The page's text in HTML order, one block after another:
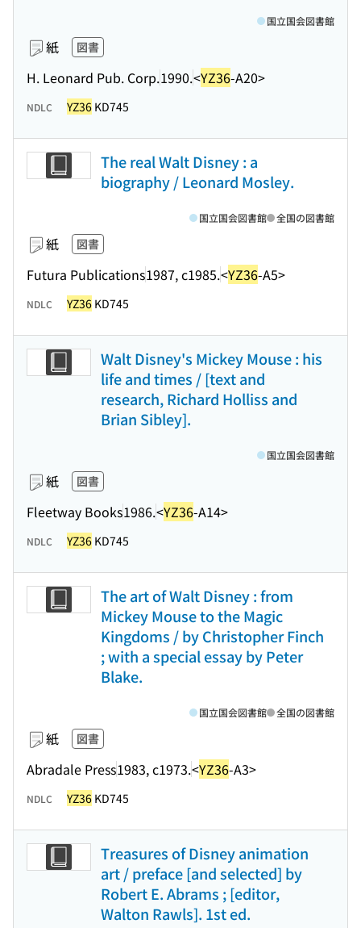
紙 図書
H. Leonard Pub. Corp.1990.<YZ36-A20>
国立国会図書館
NDLC YZ36 KD745
The real Walt Disney : a
biography / Leonard Mosley.
紙 図書
Futura Publications1987, c1985.<YZ36-A5>
国立国会図書館 全国の図書館
NDLC YZ36 KD745
Walt Disney's Mickey Mouse : his
life and times / [text and
research, Richard Holliss and
Brian Sibley].
紙 図書
Fleetway Books1986.<YZ36-A14>
国立国会図書館
NDLC YZ36 KD745
The art of Walt Disney : from
Mickey Mouse to the Magic
Kingdoms / by Christopher Finch
; with a special essay by Peter
Blake.
紙 図書
Abradale Press1983, c1973.<YZ36-A3>
国立国会図書館 全国の図書館
NDLC YZ36 KD745
Treasures of Disney animation
art / preface [and selected] by
Robert E. Abrams ; [editor,
Walton Rawls]. 1st ed.